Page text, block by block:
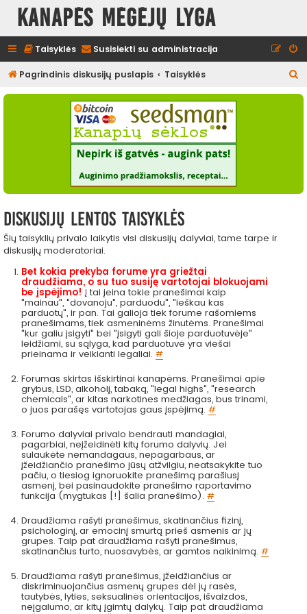
Kanapės mėgėjų lyga
Taisyklės Susisiekti su administracija
Pagrindinis diskusijų puslapis Taisyklės
e
Diskusijų lentos taisyklės
Šių taisyklių privalo laikytis visi diskusijų dalyviai, tame tarpe ir
diskusijų moderatoriai.
Bet kokia prekyba forume yra griežtai
draudžiama, o su tuo susiję vartotojai blokuojami
be įspėjimo! Į tai įeina tokie pranešimai kaip
"mainau", "dovanoju", parduodu", "ieškau kas
parduotų", ir pan. Tai galioja tiek forume rašomiems
pranešimams, tiek asmeninėms žinutėms. Pranešimai
"kur galiu įsigyti" bei "įsigyti gali šioje parduotuvėje"
leidžiami, su sąlyga, kad parduotuvė yra viešai
prieinama ir veikianti legaliai.#
Forumas skirtas išskirtinai kanapėms. Pranešimai apie
grybus, LSD, alkoholį, tabaką, "legal highs", "research
chemicals", ar kitas narkotines medžiagas, bus trinami,
o juos parašęs vartotojas gaus įspėjimą.#
Forumo dalyviai privalo bendrauti mandagiai,
pagarbiai, neįžeidinėti kitų forumo dalyvių. Jei
sulaukėte nemandagaus, nepagarbaus, ar
įžeidžiančio pranešimo jūsų atžvilgiu, neatsakykite tuo
pačiu, o tiesiog ignoruokite pranešimą parašiusį
asmenį, bei pasinaudokite pranešimo raportavimo
funkcija (mygtukas [!] šalia pranešimo).#
Draudžiama rašyti pranešimus, skatinančius fizinį,
psichologinį, ar emocinį smurtą prieš asmenis ar jų
grupes. Taip pat draudžiama rašyti pranešimus,
skatinančius turto, nuosavybės, ar gamtos naikinimą.#
Draudžiama rašyti pranešimus, įžeidžiančius ar
diskriminuojančius asmenų grupes dėl jų rasės,
tautybės, lyties, seksualinės orientacijos, išvaizdos,
neįgalumo, ar kitų įgimtų dalykų. Taip pat draudžiama